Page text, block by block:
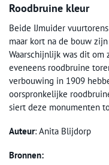
Roodbruine kleur
Beide IJmuider
maar kort na de bouw
Waarschijnlijk was dit om
eveneens roodbruine
verbouwing in 1909
oorspronkelijke
siert deze monumenten
Auteur: Anita Blijdorp
Bronnen: